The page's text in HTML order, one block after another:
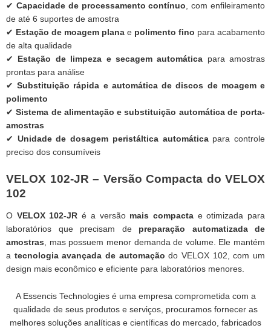
✔ Capacidade de processamento contínuo , com enfileiramento
de até 6 suportes de amostra
✔ Estação de moagem plana e polimento fino para acabamento
de alta qualidade
✔ Estação de limpeza e secagem automática para amostras
prontas para análise
✔Substituição rápida e automática de discos de moagem e
polimento
✔Sistema de alimentação e substituição automática de porta-
amostras
✔ Unidade de dosagem peristáltica automáticapara controle
preciso dos consumíveis
VELOX 102-JR – Versão Compacta do VELOX
102
O VELOX 102-JR é a versão mais compactae otimizada para
laboratórios que precisam de preparação automatizada de
amostras, mas possuem menor demanda de volume. Ele mantém
a tecnologia avançada de automação do VELOX 102, com um
design mais econômico e eficiente para laboratórios menores.
A Essencis Technologies é uma empresa comprometida com a
qualidade de seus produtos e serviços, procuramos fornecer as
melhores soluções analíticas e científicas do mercado, fabricados